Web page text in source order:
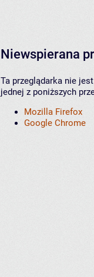
Niewspierana
Ta przeglądarka nie
jednej z poniższych
Mozilla Firefox
Google Chrome